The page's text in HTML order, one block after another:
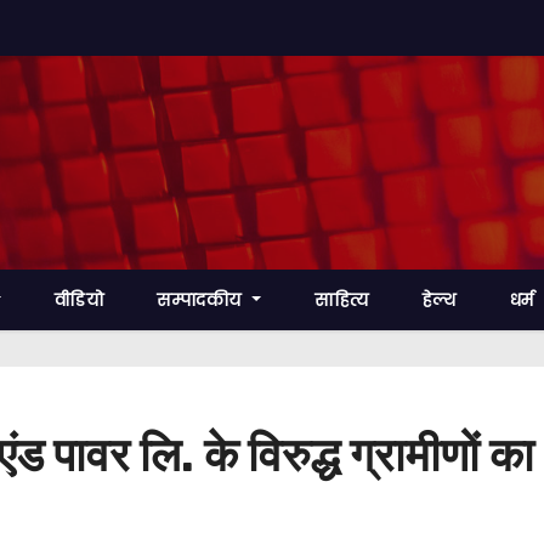
वीडियो सम्पादकीय साहित्य हेल्थ धर्म
पावर लि. के विरुद्ध ग्रामीणों